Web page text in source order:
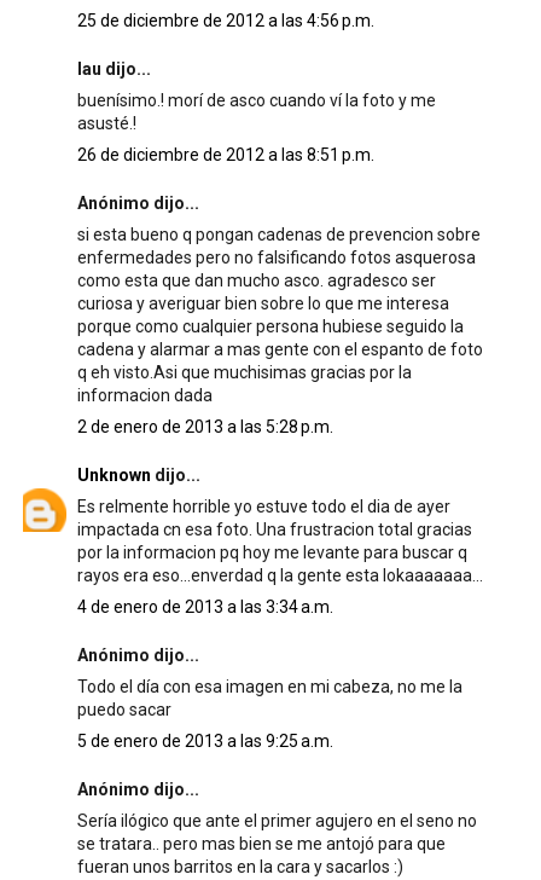
25 de diciembre de 2012 a las 4:56 p.m.
lau dijo...
buenísimo.! morí de asco cuando ví la foto y me
asusté.!
26 de diciembre de 2012 a las 8:51 p.m.
Anónimo dijo...
si esta bueno q pongan cadenas de prevencion sobre
enfermedades pero no falsificando fotos asquerosa
como esta que dan mucho asco. agradesco ser
curiosa y averiguar bien sobre lo que me interesa
porque como cualquier persona hubiese seguido la
cadena y alarmar a mas gente con el espanto de foto
q eh visto.Asi que muchisimas gracias por la
informacion dada
2 de enero de 2013 a las 5:28 p.m.
Unknown dijo...
Es relmente horrible yo estuve todo el dia de ayer
impactada cn esa foto. Una frustracion total gracias
por la informacion pq hoy me levante para buscar q
rayos era eso...enverdad q la gente esta lokaaaaaaa...
4 de enero de 2013 a las 3:34 a.m.
Anónimo dijo...
Todo el día con esa imagen en mi cabeza, no me la
puedo sacar
5 de enero de 2013 a las 9:25 a.m.
Anónimo dijo...
Sería ilógico que ante el primer agujero en el seno no
se tratara.. pero mas bien se me antojó para que
fueran unos barritos en la cara y sacarlos :)